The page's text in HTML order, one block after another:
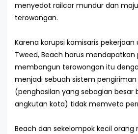
menyedot railcar mundur dan
terowongan.
Karena korupsi komisaris
Tweed, Beach harus
membangun terowongan itu
menjadi sebuah sistem pengiriman
(penghasilan yang sebagian besar
angkutan kota) tidak memveto
Beach dan sekelompok kecil orang